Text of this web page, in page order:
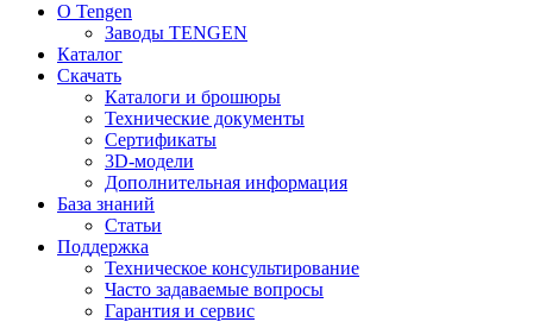
О Tengen
Заводы TENGEN
Каталог
Скачать
Каталоги и брошюры
Технические документы
Сертификаты
3D-модели
Дополнительная информация
База знаний
Статьи
Поддержка
Техническое консультирование
Часто задаваемые вопросы
Гарантия и сервис